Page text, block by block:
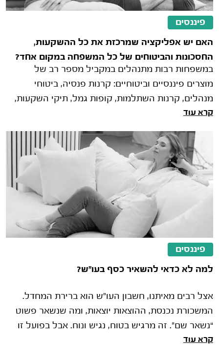
פיננסים
האם יש אפליקציה שמרכזת את כל ההשקעות,
החסכונות והביטוחים של כל המשפחה במקום אחד?
במשפחות רבות מתנהלים במקביל מספר רב של
מוצרים פיננסיים וביטוחיים: קרנות פנסיה, ביטוחי
מנהלים, קרנות השתלמות, קופות גמל, תיקי השקעות,
פוליסות חיסכון, ביטוחי חיים וביט�
קרא עוד
פיננסים
למה לא כדאי להשאיר כסף בעו"ש?
אצל רבים מאיתנו, חשבון העו"ש הוא ברירת המחדל.
המשכורת נכנסת, ההוצאות יוצאות, ומה שנשאר פשוט
“נשאר שם”. זה מרגיש בטוח, נגיש ונוח. אבל בפועל זו
אחת ההתנהגויות הפיננסיות
קרא עוד